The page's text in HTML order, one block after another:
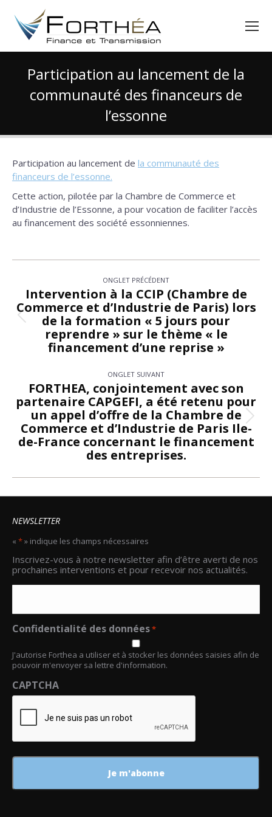
Participation au lancement de la
communauté des financeurs de
l’essonne
Vous êtes ici :
Participation au lancement de la communauté des
financeurs de l’essonne.
Cette action, pilotée par la Chambre de Commerce et
d’Industrie de l’Essonne, a pour vocation de faciliter l’accès
au financement des société essonniennes.
de
commentaire
ONGLET PRÉCÉDENT
Onglet
précédent
Intervention à la CCIP (Chambre de
Commerce et d’Industrie de Paris) lors
de la formation « 5 jours pour
reprendre » sur le thème « le
financement d’une reprise »
ONGLET SUIVANT
Onglet
suivant
FORTHEA, conjointement avec son
partenaire CAPGEFI, a été retenu pour
un appel d’offre de la Chambre de
Commerce et d’Industrie de Paris Ile-
de-France concernant le financement
des entreprises.
NEWSLETTER
« *» indique les champs nécessaires
*
Inscrivez-vous à notre newsletter afin d’être averti de nos
prochaines interventions et pour recevoir nos actualités.
Confidentialité des données*
J'autorise Forthea a utiliser et à stocker les données saisies afin de
pouvoir m'envoyer sa lettre d'information.
CAPTCHA